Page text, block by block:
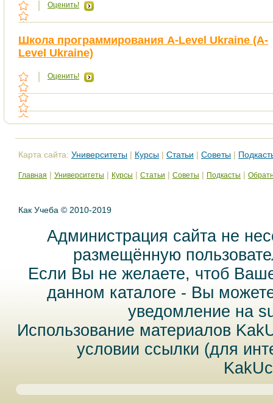
Оценить!
Школа программирования A-Level Ukraine (A-
Level Ukraine)
Оценить!
Карта сайта: Университеты | Курсы | Статьи | Советы |
Главная | Университеты | Курсы | Статьи | Советы | Подкасты |
Как Учеба © 2010-2019
Администрация сайта не
размещённую
Если Вы не желаете, чтоб
данном каталоге - Вы
уведомление на
Использование материалов
условии ссылки (для